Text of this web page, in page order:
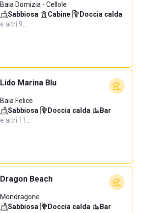
Baia Domizia - Cellole
Sabbiosa· Cabine· Doccia calda·
e altri 9…
Lido Marina Blu
Baia Felice
Sabbiosa· Doccia calda· Bar·
e altri 11…
Dragon Beach
Mondragone
Sabbiosa· Doccia calda· Bar·